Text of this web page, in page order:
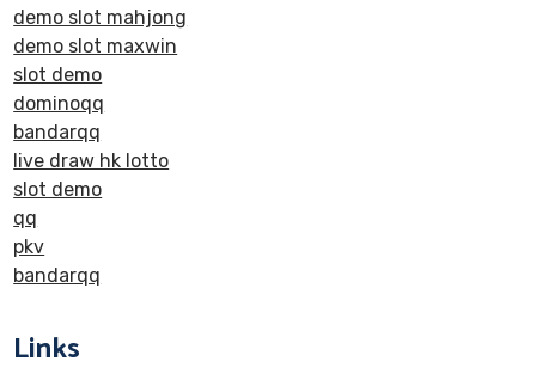
demo slot mahjong
demo slot maxwin
slot demo
dominoqq
bandarqq
live draw hk lotto
slot demo
qq
pkv
bandarqq
Links